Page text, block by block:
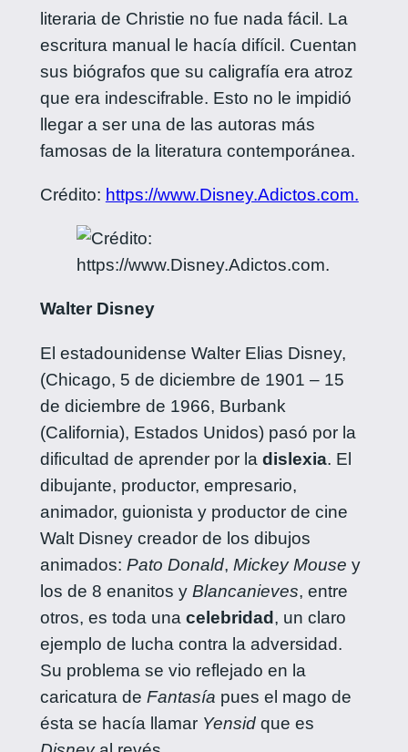
literaria de Christie no fue nada fácil. La
escritura manual le hacía difícil. Cuentan
sus biógrafos que su caligrafía era atroz
que era indescifrable. Esto no le impidió
llegar a ser una de las autoras más
famosas de la literatura contemporánea.
Crédito: https://www.Disney.Adictos.com.
Walter Disney
El estadounidense Walter Elias Disney,
(Chicago, 5 de diciembre de 1901 – 15
de diciembre de 1966, Burbank
(California), Estados Unidos) pasó por la
dificultad de aprender por la dislexia. El
dibujante, productor, empresario,
animador, guionista y productor de cine
Walt Disney creador de los dibujos
animados: Pato Donald, Mickey Mouse y
los de 8 enanitos y Blancanieves, entre
otros, es toda una celebridad, un claro
ejemplo de lucha contra la adversidad.
Su problema se vio reflejado en la
caricatura de Fantasía pues el mago de
ésta se hacía llamar Yensidque es